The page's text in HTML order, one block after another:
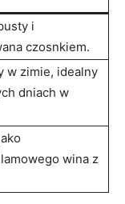
i
czosnkiem.
w zimie, idealny
‍dniach w
wina z